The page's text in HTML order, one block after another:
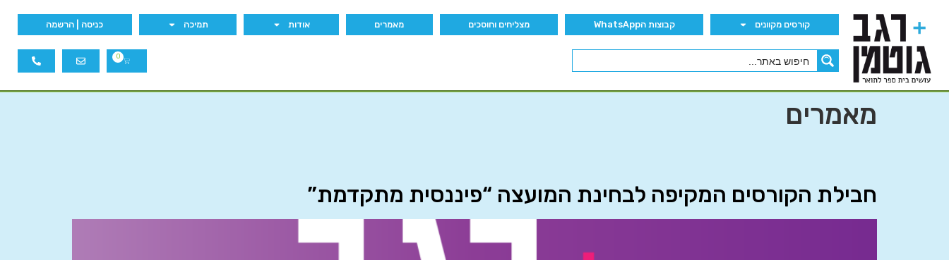
קורסים מקוונים קבוצות הWhatsApp מצליחים וחוסכים מאמרים אודות תמיכה כניסה | הרשמה
0
מאמרים
חבילת הקורסים המקיפה לבחינת המועצה “פיננסית מתקדמת”